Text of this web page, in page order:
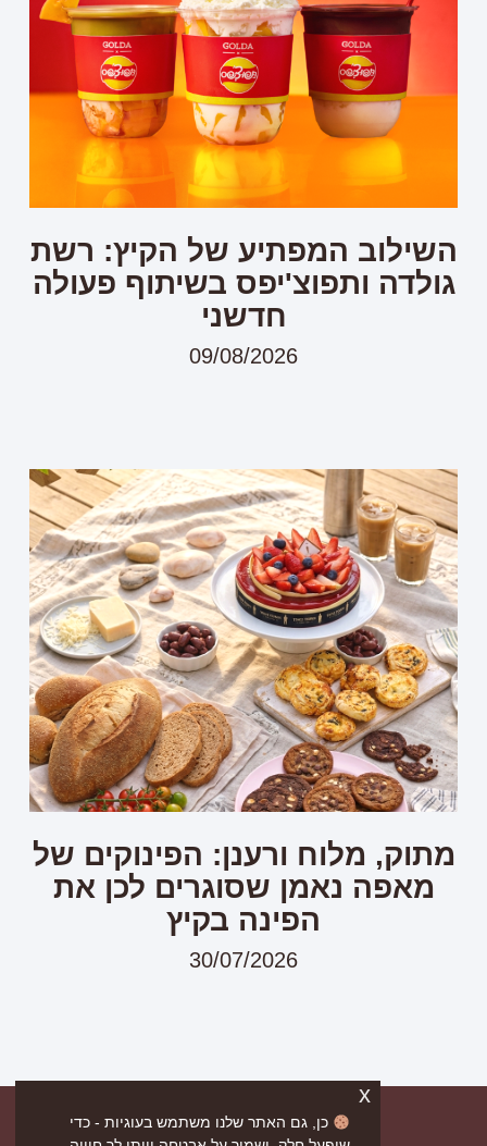
השילוב המפתיע של הקיץ: רשת
גולדה ותפוצ'יפס בשיתוף פעולה
חדשני
09/08/2026
מתוק, מלוח ורענן: הפינוקים של
מאפה נאמן שסוגרים לכן את
הפינה בקיץ
30/07/2026
כן, גם האתר שלנו משתמש בעוגיות - כדי
x